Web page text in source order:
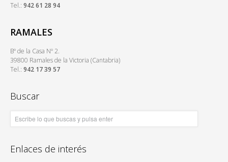
Tel.: 942 61 28 94
RAMALES
Bº de la Casa Nº 2.
39800 Ramales de la Victoria (Cantabria)
Tel.: 942 17 39 57
Buscar
Enlaces de interés